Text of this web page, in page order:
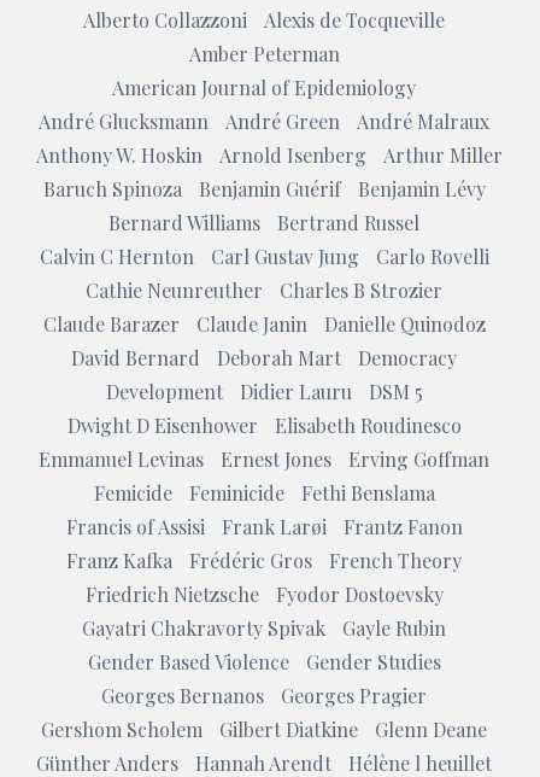
Alberto Collazzoni
Alexis de Tocqueville
Amber Peterman
American Journal of Epidemiology
André Glucksmann
André Green
André Malraux
Anthony W. Hoskin
Arnold Isenberg
Arthur Miller
Baruch Spinoza
Benjamin Guérif
Benjamin Lévy
Bernard Williams
Bertrand Russel
Calvin C Hernton
Carl Gustav Jung
Carlo Rovelli
Cathie Neunreuther
Charles B Strozier
Claude Barazer
Claude Janin
Danielle Quinodoz
David Bernard
Deborah Mart
Democracy
Development
Didier Lauru
DSM 5
Dwight D Eisenhower
Elisabeth Roudinesco
Emmanuel Levinas
Ernest Jones
Erving Goffman
Femicide
Feminicide
Fethi Benslama
Francis of Assisi
Frank Larøi
Frantz Fanon
Franz Kafka
Frédéric Gros
French Theory
Friedrich Nietzsche
Fyodor Dostoevsky
Gayatri Chakravorty Spivak
Gayle Rubin
Gender Based Violence
Gender Studies
Georges Bernanos
Georges Pragier
Gershom Scholem
Gilbert Diatkine
Glenn Deane
Günther Anders
Hannah Arendt
Hélène l heuillet